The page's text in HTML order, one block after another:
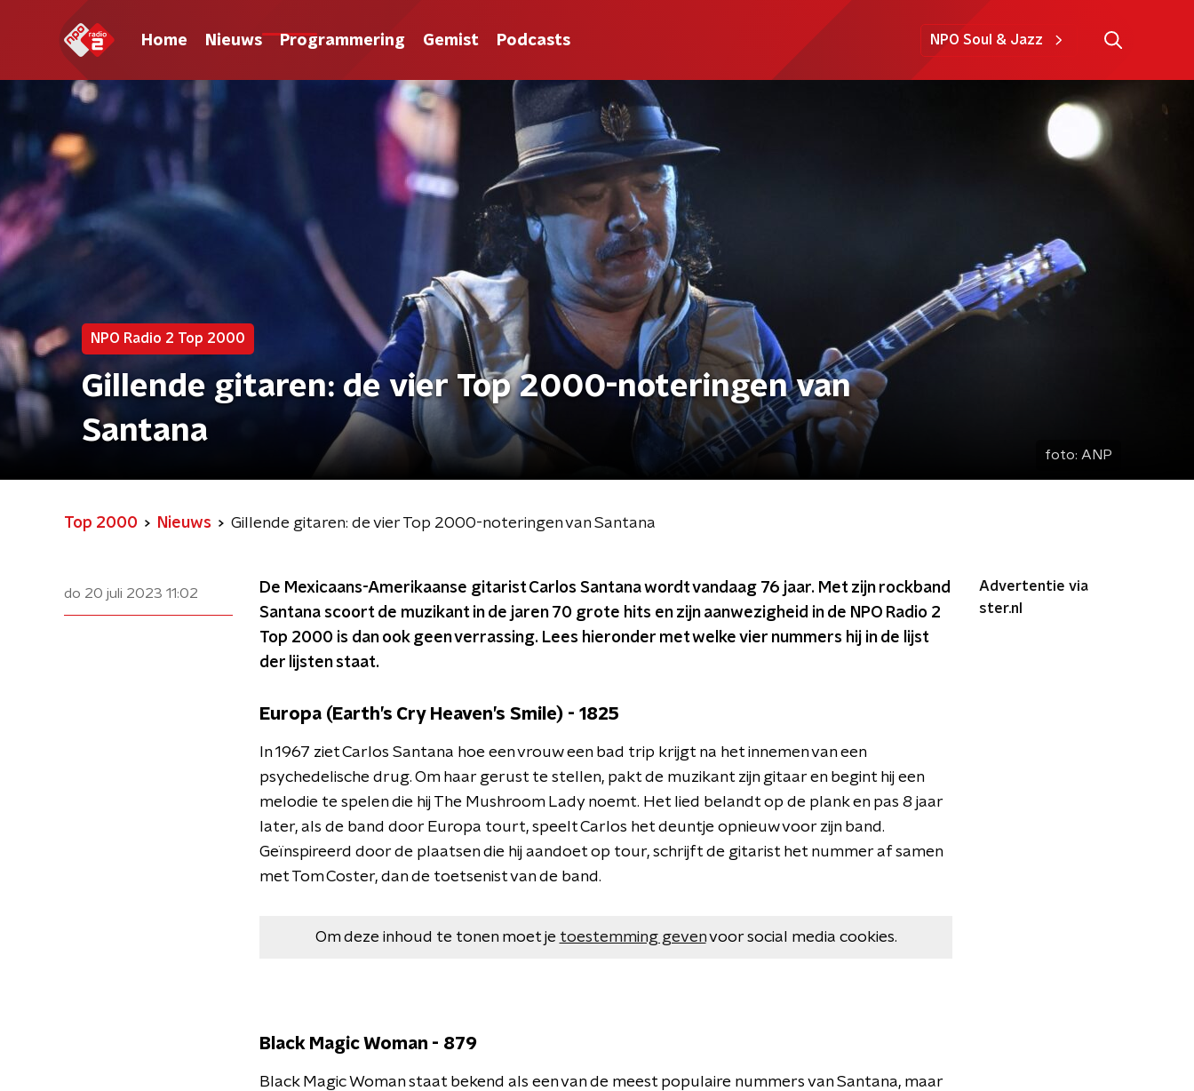
Home Nieuws Programmering Gemist Podcasts NPO Soul & Jazz
NPO Radio 2 Top 2000
Gillende gitaren: de vier Top 2000-noteringen van
Santana
foto: ANP
Top 2000 Nieuws Gillende gitaren: de vier Top 2000-noteringen van Santana
do 20 juli 2023 11:02
De Mexicaans-Amerikaanse gitarist Carlos Santana wordt vandaag 76 jaar. Met zijn rockband
Santana scoort de muzikant in de jaren 70 grote hits en zijn aanwezigheid in de NPO Radio 2
Top 2000 is dan ook geen verrassing. Lees hieronder met welke vier nummers hij in de lijst
der lijsten staat.
Europa (Earth’s Cry Heaven’s Smile) - 1825
In 1967 ziet Carlos Santana hoe een vrouw een bad trip krijgt na het innemen van een
psychedelische drug. Om haar gerust te stellen, pakt de muzikant zijn gitaar en begint hij een
melodie te spelen die hij The Mushroom Lady noemt. Het lied belandt op de plank en pas 8 jaar
later, als de band door Europa tourt, speelt Carlos het deuntje opnieuw voor zijn band.
Geïnspireerd door de plaatsen die hij aandoet op tour, schrijft de gitarist het nummer af samen
met Tom Coster, dan de toetsenist van de band.
Om deze inhoud te tonen moet je toestemming gevenvoor social media cookies.
Black Magic Woman - 879
Black Magic Woman staat bekend als een van de meest populaire nummers van Santana, maar
Advertentie via
ster.nl